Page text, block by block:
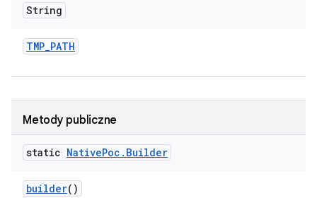
String
TMP_PATH
Metody publiczne
static NativePoc . Builder
builder()